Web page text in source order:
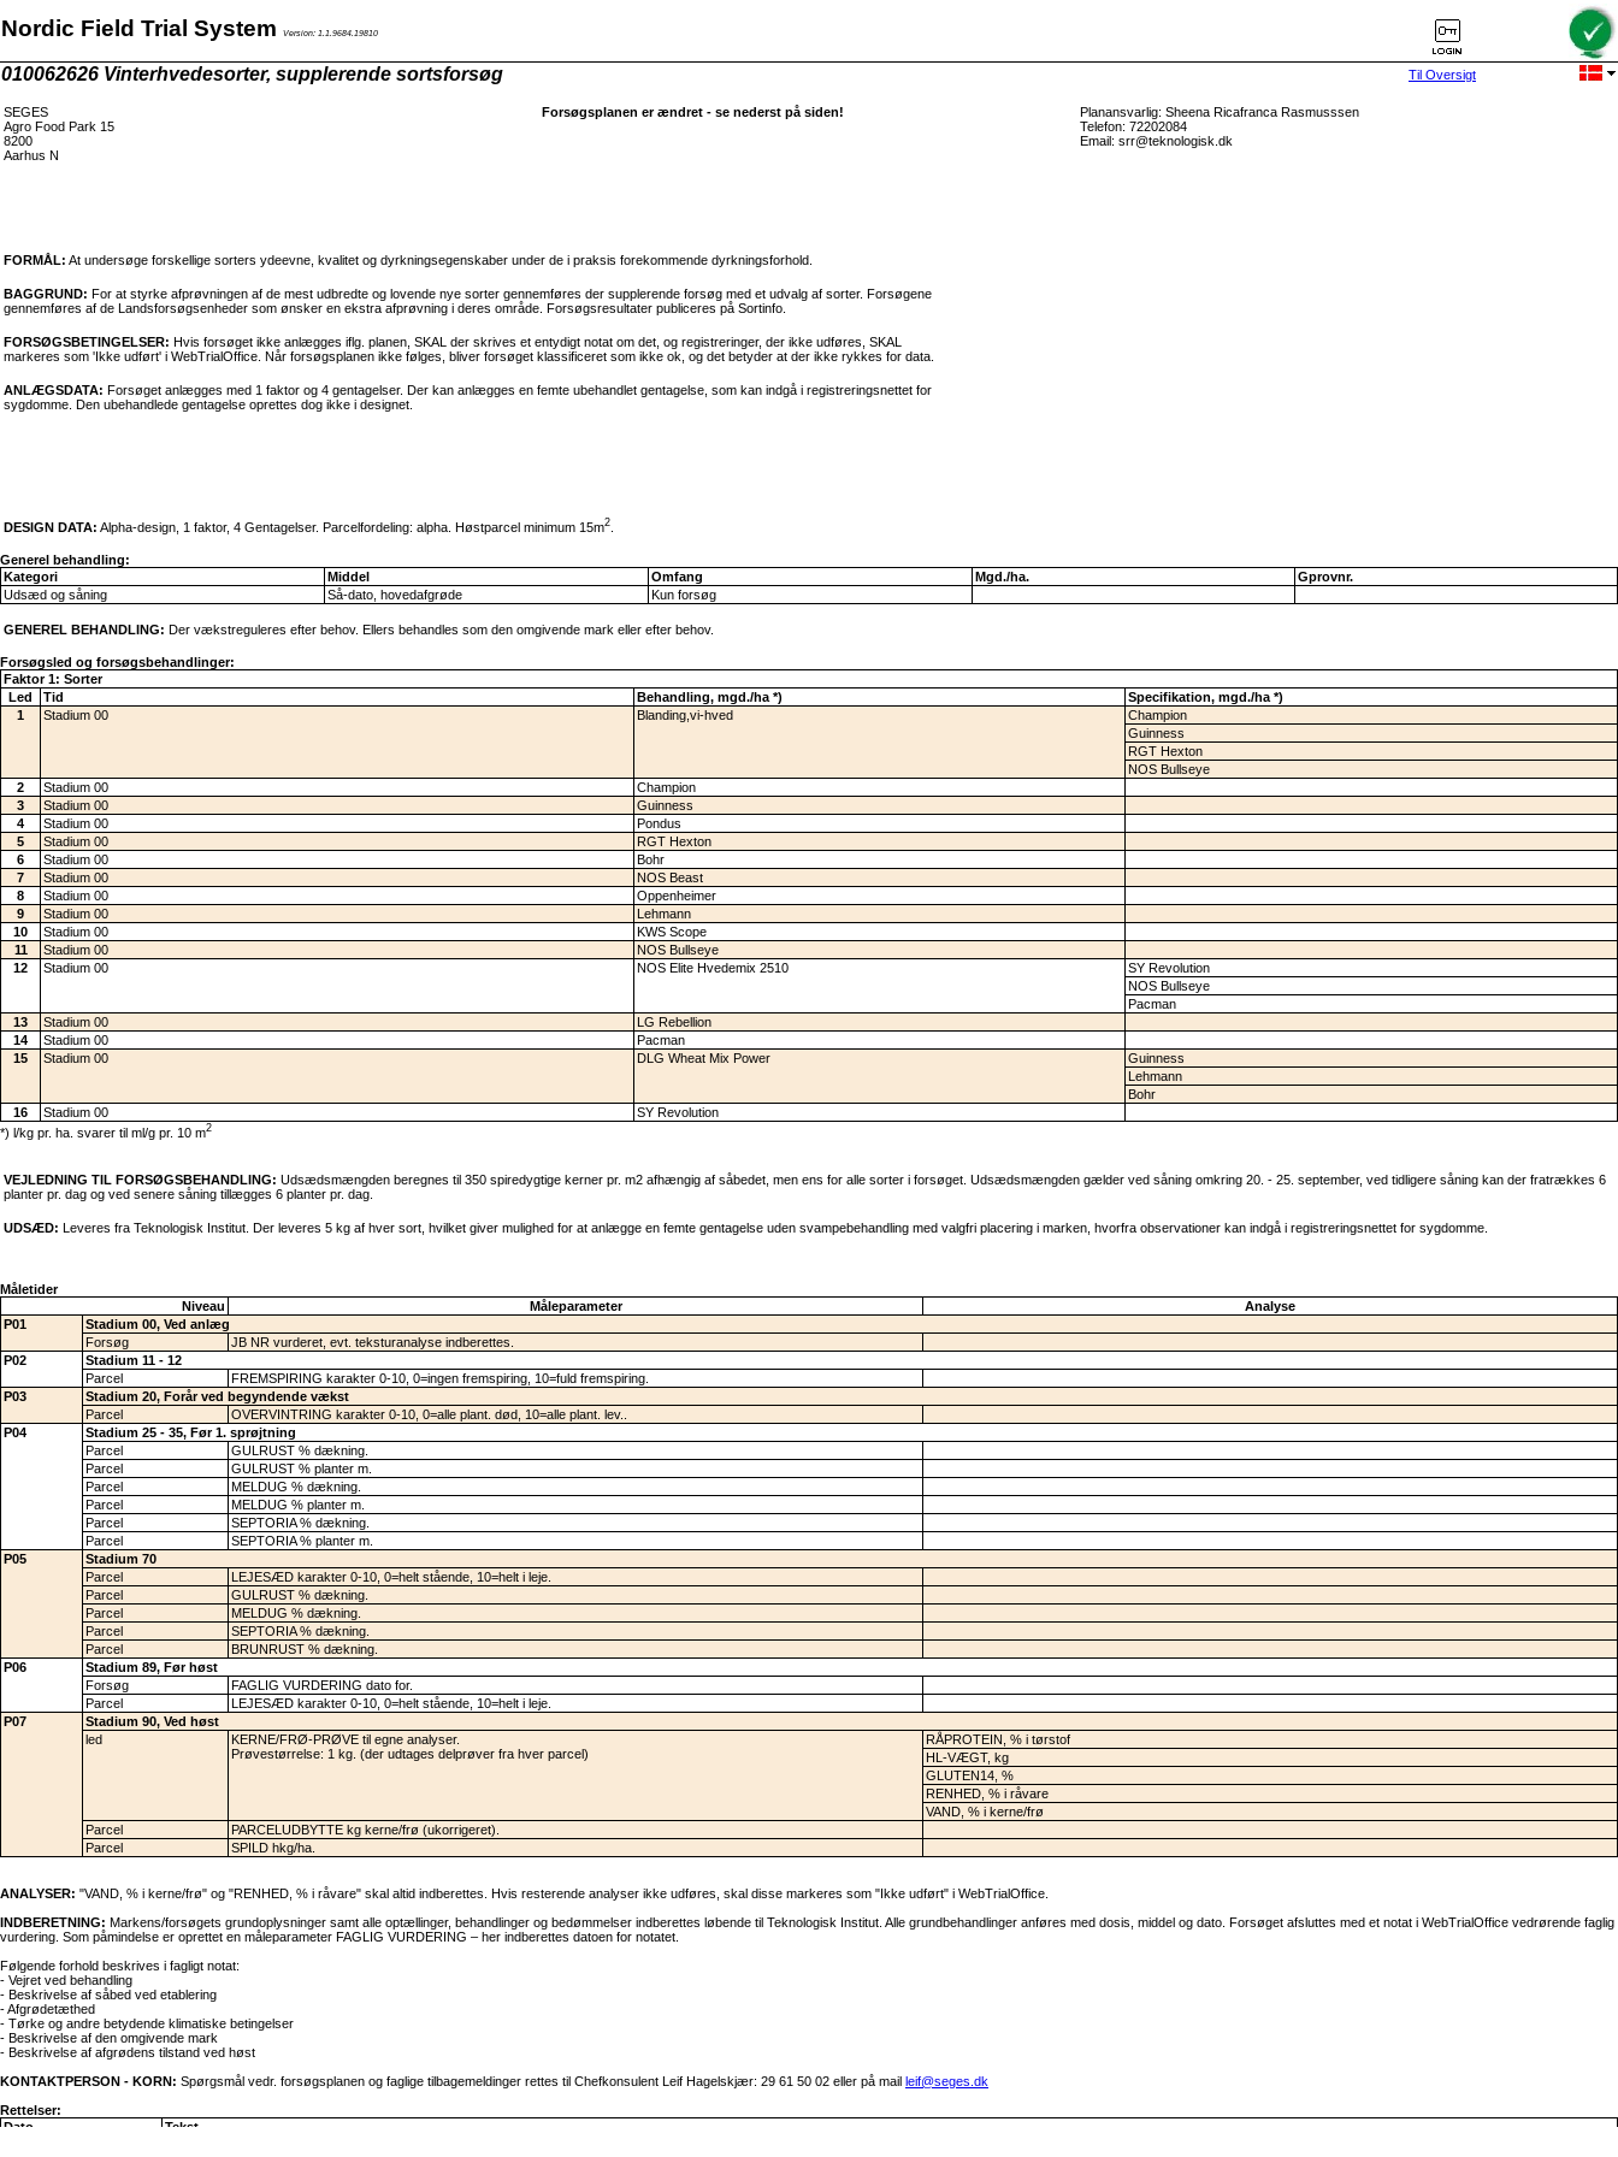
Nordic Field Trial System Version: 1.1.9684.19810
010062626 Vinterhvedesorter, supplerende sortsforsøg Til Oversigt
SEGES
Agro Food Park 15
8200
Aarhus N
Forsøgsplanen er ændret - se nederst på siden!
Planansvarlig: Sheena Ricafranca Rasmusssen
Telefon: 72202084
Email: srr@teknologisk.dk
FORMÅL: At undersøge forskellige sorters ydeevne, kvalitet og dyrkningsegenskaber under de i praksis forekommende dyrkningsforhold.
BAGGRUND: For at styrke afprøvningen af de mest udbredte og lovende nye sorter gennemføres der supplerende forsøg med et udvalg af sorter. Forsøgene
gennemføres af de Landsforsøgsenheder som ønsker en ekstra afprøvning i deres område. Forsøgsresultater publiceres på Sortinfo.
FORSØGSBETINGELSER: Hvis forsøget ikke anlægges iflg. planen, SKAL der skrives et entydigt notat om det, og registreringer, der ikke udføres, SKAL
markeres som 'Ikke udført' i WebTrialOffice. Når forsøgsplanen ikke følges, bliver forsøget klassificeret som ikke ok, og det betyder at der ikke rykkes for data.
ANLÆGSDATA: Forsøget anlægges med 1 faktor og 4 gentagelser. Der kan anlægges en femte ubehandlet gentagelse, som kan indgå i registreringsnettet for
sygdomme. Den ubehandlede gentagelse oprettes dog ikke i designet.
DESIGN DATA: Alpha-design, 1 faktor, 4 Gentagelser. Parcelfordeling: alpha. Høstparcel minimum 15m2
Generel behandling:
Kategori
Middel Omfang Mgd./ha.
Gprovnr.
Udsæd og såning
Så-dato, hovedafgrøde Kun forsøg
GENEREL BEHANDLING: Der vækstreguleres efter behov. Ellers behandles som den omgivende mark eller efter behov.
Forsøgsled og forsøgsbehandlinger:
Faktor 1: Sorter
Led
Tid Behandling, mgd./ha *)
Specifikation, mgd./ha *)
1
Stadium 00 Blanding,vi-hved
Champion
Guinness
RGT Hexton
NOS Bullseye
2
Stadium 00
Champion
3
Stadium 00
Guinness
4
Stadium 00
Pondus
5
Stadium 00
RGT Hexton
6
Stadium 00
Bohr
7
Stadium 00
NOS Beast
8
Stadium 00
Oppenheimer
9
Stadium 00
Lehmann
10
Stadium 00
KWS Scope
11
Stadium 00
NOS Bullseye
12
Stadium 00 NOS Elite Hvedemix 2510
SY Revolution
NOS Bullseye
Pacman
13
Stadium 00
LG Rebellion
14
Stadium 00
Pacman
15
Stadium 00 DLG Wheat Mix Power
Guinness
Lehmann
Bohr
16
Stadium 00
SY Revolution
*) l/kg pr. ha. svarer til ml/g pr. 10 m2
VEJLEDNING TIL FORSØGSBEHANDLING: Udsædsmængden beregnes til 350 spiredygtige kerner pr. m2 afhængig af såbedet, men ens for alle sorter i forsøget. Udsædsmængden gælder ved såning omkring 20. - 25. september, ved tidligere såning kan der fratrækkes 6
planter pr. dag og ved senere såning tillægges 6 planter pr. dag.
UDSÆD: Leveres fra Teknologisk Institut. Der leveres 5 kg af hver sort, hvilket giver mulighed for at anlægge en femte gentagelse uden svampebehandling med valgfri placering i marken, hvorfra observationer kan indgå i registreringsnettet for sygdomme.
Måletider
Niveau
Måleparameter
Analyse
P01
Stadium 00, Ved anlæg
Forsøg
JB NR vurderet, evt. teksturanalyse indberettes.
P02
Stadium 11 - 12
Parcel
FREMSPIRING karakter 0-10, 0=ingen fremspiring, 10=fuld fremspiring.
P03
Stadium 20, Forår ved begyndende vækst
Parcel
OVERVINTRING karakter 0-10, 0=alle plant. død, 10=alle plant. lev..
P04
Stadium 25 - 35, Før 1. sprøjtning
Parcel
GULRUST % dækning.
Parcel
GULRUST % planter m.
Parcel
MELDUG % dækning.
Parcel
MELDUG % planter m.
Parcel
SEPTORIA % dækning.
Parcel
SEPTORIA % planter m.
P05
Stadium 70
Parcel
LEJESÆD karakter 0-10, 0=helt stående, 10=helt i leje.
Parcel
GULRUST % dækning.
Parcel
MELDUG % dækning.
Parcel
SEPTORIA % dækning.
Parcel
BRUNRUST % dækning.
P06
Stadium 89, Før høst
Forsøg
FAGLIG VURDERING dato for.
Parcel
LEJESÆD karakter 0-10, 0=helt stående, 10=helt i leje.
P07
Stadium 90, Ved høst
led
KERNE/FRØ-PRØVE til egne analyser.
Prøvestørrelse: 1 kg. (der udtages delprøver fra hver parcel)
RÅPROTEIN, % i tørstof
HL-VÆGT, kg
GLUTEN14, %
RENHED, % i råvare
VAND, % i kerne/frø
Parcel
PARCELUDBYTTE kg kerne/frø (ukorrigeret).
Parcel
SPILD hkg/ha.
ANALYSER: "VAND, % i kerne/frø" og "RENHED, % i råvare" skal altid indberettes. Hvis resterende analyser ikke udføres, skal disse markeres som "Ikke udført" i WebTrialOffice.
INDBERETNING: Markens/forsøgets grundoplysninger samt alle optællinger, behandlinger og bedømmelser indberettes løbende til Teknologisk Institut. Alle grundbehandlinger anføres med dosis, middel og dato. Forsøget afsluttes med et notat i WebTrialOffice vedrørende faglig
vurdering. Som påmindelse er oprettet en måleparameter FAGLIG VURDERING – her indberettes datoen for notatet.
Følgende forhold beskrives i fagligt notat:
- Vejret ved behandling
- Beskrivelse af såbed ved etablering
- Afgrødetæthed
- Tørke og andre betydende klimatiske betingelser
- Beskrivelse af den omgivende mark
- Beskrivelse af afgrødens tilstand ved høst
KONTAKTPERSON - KORN: Spørgsmål vedr. forsøgsplanen og faglige tilbagemeldinger rettes til Chefkonsulent Leif Hagelskjær: 29 61 50 02 eller på mail leif@seges.dk
Rettelser:
Dato
Tekst